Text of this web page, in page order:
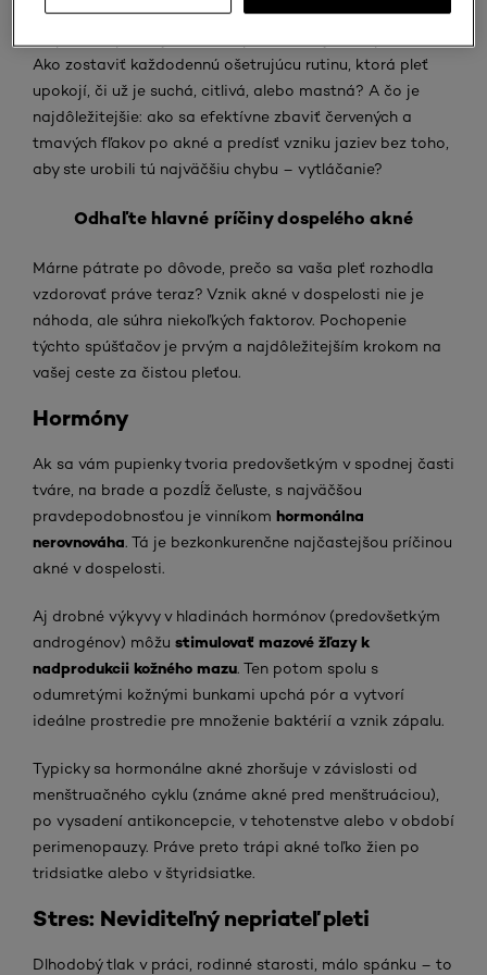
rozdiel medzi hlbokým podkožným akné a drobnou
Ako zostaviť každodennú ošetrujúcu rutinu, ktorá pleť
upokojí, či už je suchá, citlivá, alebo mastná? A čo je
najdôležitejšie: ako sa efektívne zbaviť červených a
tmavých fľakov po akné a predísť vzniku jaziev bez toho,
aby ste urobili tú najväčšiu chybu – vytláčanie?
Odhaľte hlavné príčiny dospelého akné
Márne pátrate po dôvode, prečo sa vaša pleť rozhodla
vzdorovať práve teraz? Vznik akné v dospelosti nie je
náhoda, ale súhra niekoľkých faktorov. Pochopenie
týchto spúšťačov je prvým a najdôležitejším krokom na
vašej ceste za čistou pleťou.
Hormóny
Ak sa vám pupienky tvoria predovšetkým v spodnej časti
tváre, na brade a pozdĺž čeľuste, s najväčšou
pravdepodobnosťou je vinníkom hormonálna
nerovnováha. Tá je bezkonkurenčne najčastejšou príčinou
akné v dospelosti.
Aj drobné výkyvy v hladinách hormónov (predovšetkým
androgénov) môžu stimulovať mazové žľazy k
nadprodukcii kožného mazu. Ten potom spolu s
odumretými kožnými bunkami upchá pór a vytvorí
ideálne prostredie pre množenie baktérií a vznik zápalu.
Typicky sa hormonálne akné zhoršuje v závislosti od
menštruačného cyklu (známe akné pred menštruáciou),
po vysadení antikoncepcie, v tehotenstve alebo v období
perimenopauzy. Práve preto trápi akné toľko žien po
tridsiatke alebo v štyridsiatke.
Stres: Neviditeľný nepriateľ pleti
Dlhodobý tlak v práci, rodinné starosti, málo spánku – to